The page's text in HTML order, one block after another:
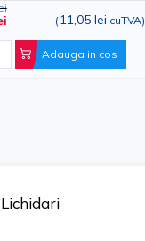
( 11,05 lei cuTVA)
Adauga in cos
Lichidari